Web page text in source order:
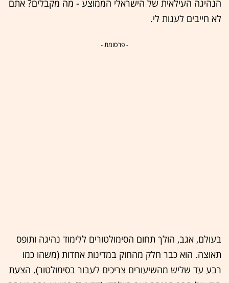
הנהיגה העילאית של הישראלי הממוצע - מה מקבלים? אתם
לא חייבים לענות לי.
- פרסומת -
בעולם, אגב, הולך תחום הסימולטורים ללימוד נהיגה ותופס
תאוצה. הוא כבר חלק מהחוק במדינות אחדות (משהו כמו
רבע עד שליש מהשיעורים צריכים לעבור בסימולטור). הצעת